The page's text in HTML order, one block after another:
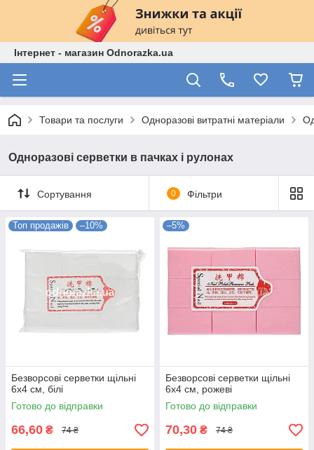
Інтернет - магазин Odnorazka.ua
Товари та послуги Одноразові витратні матеріали
Одноразові серветки в пачках і рулонах
Сортування 0 Фільтри
Топ продажів –10%
Безворсові серветки щільні
6х4 см, білі
Готово до відправки
66,60 ₴ 74 ₴
–5%
Безворсові серветки щільні
6х4 см, рожеві
Готово до відправки
70,30 ₴ 74 ₴